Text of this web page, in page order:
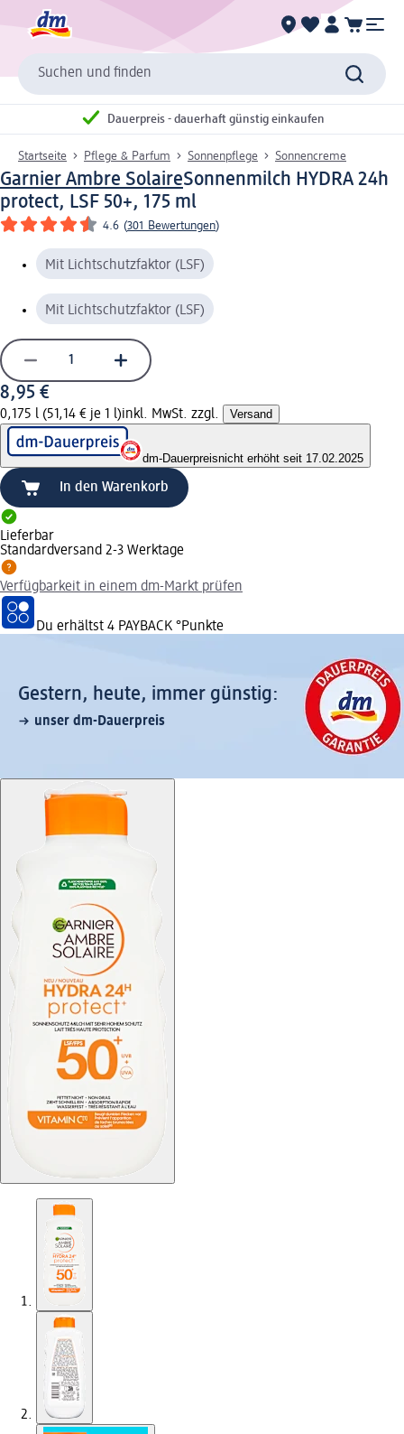
Suchen und finden
Dauerpreis - dauerhaft günstig einkaufen
Startseite Pflege & Parfum Sonnenpflege Sonnencreme
Garnier Ambre SolaireSonnenmilch HYDRA 24h
protect, LSF 50+, 175 ml
4.6 (301 Bewertungen)
Mit Lichtschutzfaktor (LSF)
Mit Lichtschutzfaktor (LSF)
8,95 €
0,175 l (51,14 € je 1 l)inkl. MwSt. zzgl. Versand
dm-Dauerpreisnicht erhöht seit 17.02.2025
In den Warenkorb
Lieferbar
Standardversand 2-3 Werktage
Verfügbarkeit in einem dm-Markt prüfen
Du erhältst 4 PAYBACK °Punkte
Gestern, heute, immer günstig:
unser dm-Dauerpreis